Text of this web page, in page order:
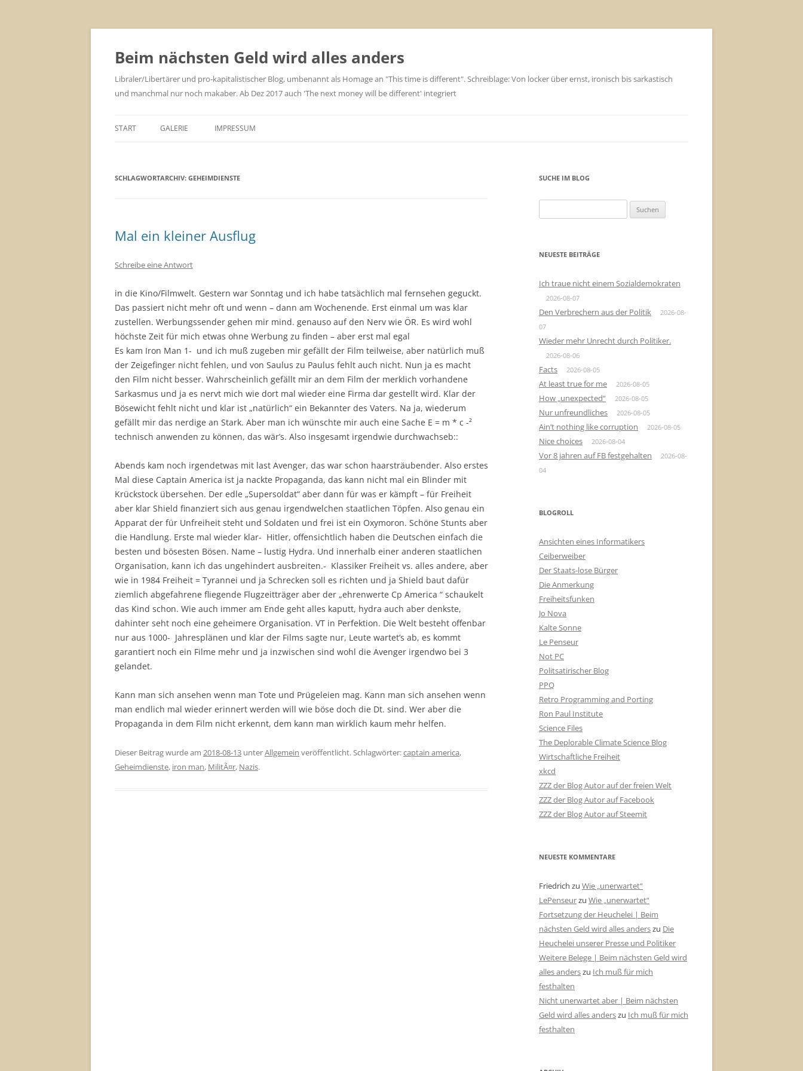
Zum
springen
Beim nächsten Geld wird alles anders
Libraler/Libertärer und pro-kapitalistischer Blog, umbenannt als Homage an "This time is different". Schreiblage: Von locker über ernst, ironisch bis sarkastisch
und manchmal nur noch makaber. Ab Dez 2017 auch 'The next money will be different' integriert
START GALERIE IMPRESSUM
SCHLAGWORTARCHIV: GEHEIMDIENSTE
Mal ein kleiner Ausflug
Schreibe eine Antwort
in die Kino/Filmwelt. Gestern war Sonntag und ich habe tatsächlich mal fernsehen geguckt.
Das passiert nicht mehr oft und wenn – dann am Wochenende. Erst einmal um was klar
zustellen. Werbungssender gehen mir mind. genauso auf den Nerv wie ÖR. Es wird wohl
höchste Zeit für mich etwas ohne Werbung zu finden – aber erst mal egal
Es kam Iron Man 1- und ich muß zugeben mir gefällt der Film teilweise, aber natürlich muß
der Zeigefinger nicht fehlen, und von Saulus zu Paulus fehlt auch nicht. Nun ja es macht
den Film nicht besser. Wahrscheinlich gefällt mir an dem Film der merklich vorhandene
Sarkasmus und ja es nervt mich wie dort mal wieder eine Firma dar gestellt wird. Klar der
Bösewicht fehlt nicht und klar ist „natürlich“ ein Bekannter des Vaters. Na ja, wiederum
gefällt mir das nerdige an Stark. Aber man ich wünschte mir auch eine Sache E = m * c -²
technisch anwenden zu können, das wär’s. Also insgesamt irgendwie durchwachseb::
Abends kam noch irgendetwas mit last Avenger, das war schon haarsträubender. Also erstes
Mal diese Captain America ist ja nackte Propaganda, das kann nicht mal ein Blinder mit
Krückstock übersehen. Der edle „Supersoldat“ aber dann für was er kämpft – für Freiheit
aber klar Shield finanziert sich aus genau irgendwelchen staatlichen Töpfen. Also genau ein
Apparat der für Unfreiheit steht und Soldaten und frei ist ein Oxymoron. Schöne Stunts aber
die Handlung. Erste mal wieder klar- Hitler, offensichtlich haben die Deutschen einfach die
besten und bösesten Bösen. Name – lustig Hydra. Und innerhalb einer anderen staatlichen
Organisation, kann ich das ungehindert ausbreiten.- Klassiker Freiheit vs. alles andere, aber
wie in 1984 Freiheit = Tyrannei und ja Schrecken soll es richten und ja Shield baut dafür
ziemlich abgefahrene fliegende Flugzeitträger aber der „ehrenwerte Cp America “ schaukelt
das Kind schon. Wie auch immer am Ende geht alles kaputt, hydra auch aber denkste,
dahinter seht noch eine geheimere Organisation. VT in Perfektion. Die Welt besteht offenbar
nur aus 1000- Jahresplänen und klar der Films sagte nur, Leute wartet’s ab, es kommt
garantiert noch ein Filme mehr und ja inzwischen sind wohl die Avenger irgendwo bei 3
gelandet.
Kann man sich ansehen wenn man Tote und Prügeleien mag. Kann man sich ansehen wenn
man endlich mal wieder erinnert werden will wie böse doch die Dt. sind. Wer aber die
Propaganda in dem Film nicht erkennt, dem kann man wirklich kaum mehr helfen.
Dieser Beitrag wurde am 2018-08-13 unterAllgemein veröffentlicht. Schlagwörter:captain america,
Geheimdienste, iron man, MilitÃ¤r, Nazis.
SUCHE IM BLOG
nach:
NEUESTE BEITRÄGE
Ich traue nicht einem Sozialdemokraten
2026-08-07
Den Verbrechern aus der Politik
2026-08-
07
Wieder mehr Unrecht durch Politiker.
2026-08-06
Facts 2026-08-05
At least true for me 2026-08-05
How „unexpected“ 2026-08-05
Nur unfreundliches 2026-08-05
Ain’t nothing like corruption 2026-08-05
Nice choices 2026-08-04
Vor 8 jahren auf FB festgehalten
2026-08-
04
BLOGROLL
Ansichten eines Informatikers
Ceiberweiber
Der Staats-lose Bürger
Die Anmerkung
Freiheitsfunken
Jo Nova
Kalte Sonne
Le Penseur
Not PC
Politsatirischer Blog
PPQ
Retro Programming and Porting
Ron Paul Institute
Science Files
The Deplorable Climate Science Blog
Wirtschaftliche Freiheit
xkcd
ZZZ der Blog Autor auf der freien Welt
ZZZ der Blog Autor auf Facebook
ZZZ der Blog Autor auf Steemit
NEUESTE KOMMENTARE
Friedrich zu Wie „unerwartet“
LePenseurzu Wie „unerwartet“
Fortsetzung der Heuchelei | Beim
nächsten Geld wird alles anderszu Die
Heuchelei unserer Presse und Politiker
Weitere Belege | Beim nächsten Geld wird
alles anderszu Ich muß für mich
festhalten
Nicht unerwartet aber | Beim nächsten
Geld wird alles anderszu Ich muß für mich
festhalten